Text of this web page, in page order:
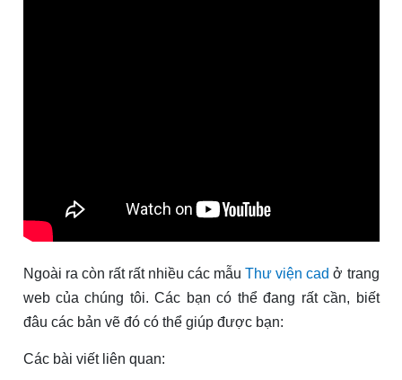
Ngoài ra còn rất rất nhiều các mẫuThư viện cad ở trang
web của chúng tôi. Các bạn có thể đang rất cần, biết
đâu các bản vẽ đó có thể giúp được bạn:
Các bài viết liên quan: